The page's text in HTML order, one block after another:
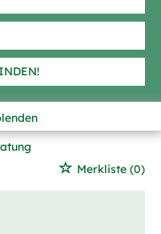
Merkliste (0)